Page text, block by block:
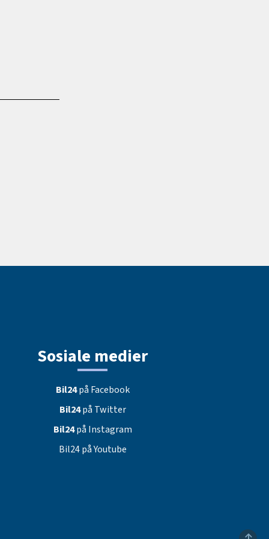
Sosiale medier
Bil24på Facebook
Bil24på Twitter
Bil24på Instagram
Bil24 på Youtube